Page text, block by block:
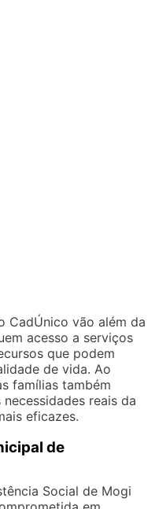
CadÚnico vão além da
acesso a serviços
que podem
de vida. Ao
famílias também
reais da
eficazes.
de
Social de Mogi